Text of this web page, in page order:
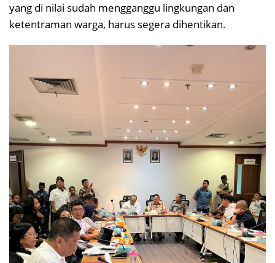
yang di nilai sudah mengganggu lingkungan dan
ketentraman warga, harus segera dihentikan.